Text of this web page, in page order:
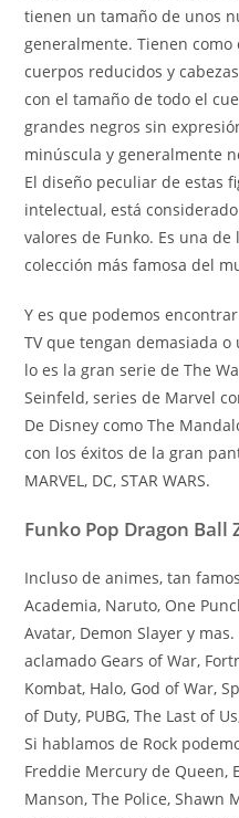
tienen un tamaño de unos
generalmente. Tienen
cuerpos reducidos y
con el tamaño de todo el
grandes negros sin
minúscula y generalmente
El diseño peculiar de estas
intelectual, está
valores de Funko. Es una
colección más famosa del
Y es que podemos
TV que tengan demasiada
lo es la gran serie de The
Seinfeld, series de Marvel
De Disney como The
con los éxitos de la gran
MARVEL, DC, STAR WARS.
Funko Pop Dragon Ball
Incluso de animes, tan
Academia, Naruto, One
Avatar, Demon Slayer y
aclamado Gears of War,
Kombat, Halo, God of War,
of Duty, PUBG, The Last of
Si hablamos de Rock
Freddie Mercury de Queen,
Manson, The Police, Shawn